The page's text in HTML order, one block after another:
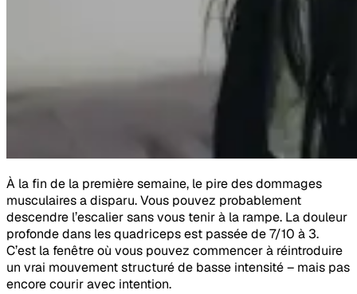
À la fin de la première semaine, le pire des dommages
musculaires a disparu. Vous pouvez probablement
descendre l’escalier sans vous tenir à la rampe. La douleur
profonde dans les quadriceps est passée de 7/10 à 3.
C’est la fenêtre où vous pouvez commencer à réintroduire
un vrai mouvement structuré de basse intensité – mais pas
encore courir avec intention.